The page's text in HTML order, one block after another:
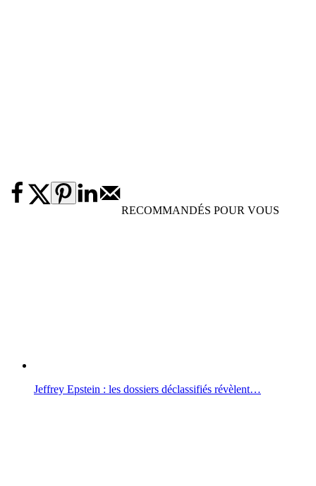
RECOMMANDÉS POUR VOUS
Jeffrey Epstein : les dossiers déclassifiés révèlent…